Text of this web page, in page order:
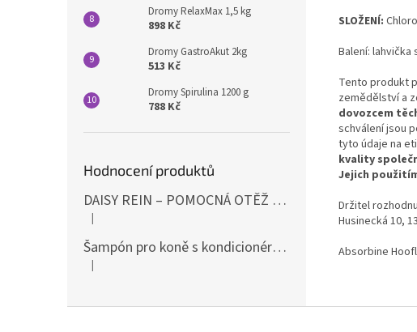
Dromy RelaxMax 1,5 kg
898 Kč
Dromy GastroAkut 2kg
513 Kč
Dromy Spirulina 1200 g
788 Kč
Hodnocení produktů
DAISY REIN – POMOCNÁ OTĚŽ PROTI STAHOVÁNÍ HLAVY DOLŮ ČERNÁ SHIRES
Hodnocení produktu je 5 z 5 hvězdiček.
|
Šampón pro koně s kondicionérem 500ml Waldhausen
Hodnocení produktu je 5 z 5 hvězdiček.
|
SLOŽENÍ:
Balení: lahvička
Tento produkt
zemědělství a
dovozcem
schválení jsou
tyto údaje na
kvality
Jejich
Držitel
Husinecká 10,
Absorbine